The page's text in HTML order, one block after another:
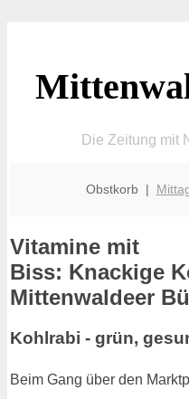
Die Zeitung mit
Obstkorb |
Vitamine mit
Biss: Knackige
Mittenwaldeer
Kohlrabi - grün,
Beim Gang über den